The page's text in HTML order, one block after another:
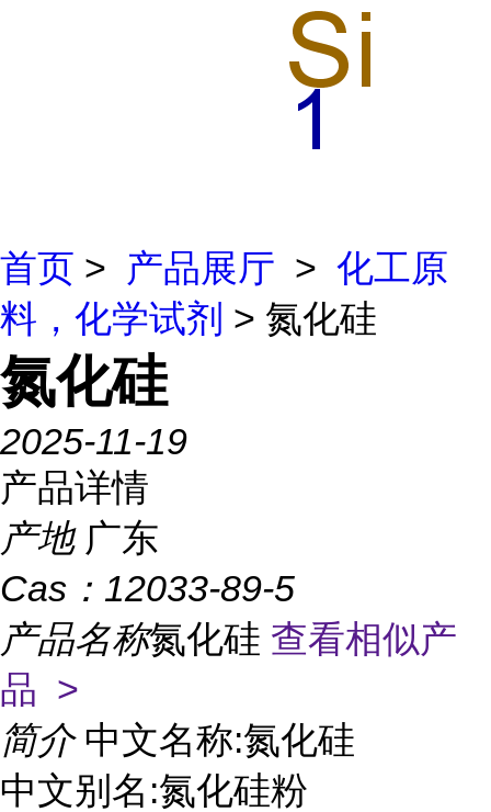
首页 > 产品展厅 > 化工原
料，化学试剂 > 氮化硅
氮化硅
2025-11-19
产品详情
产地 广东
Cas： 12033-89-5
产品名称氮化硅 查看相似产
品 >
简介 中文名称:氮化硅
中文别名:氮化硅粉